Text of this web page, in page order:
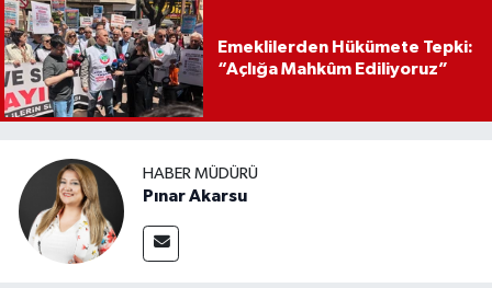
Emeklilerden Hükümete Tepki:
“Açlığa Mahkûm Ediliyoruz”
HABER MÜDÜRÜ
Pınar Akarsu